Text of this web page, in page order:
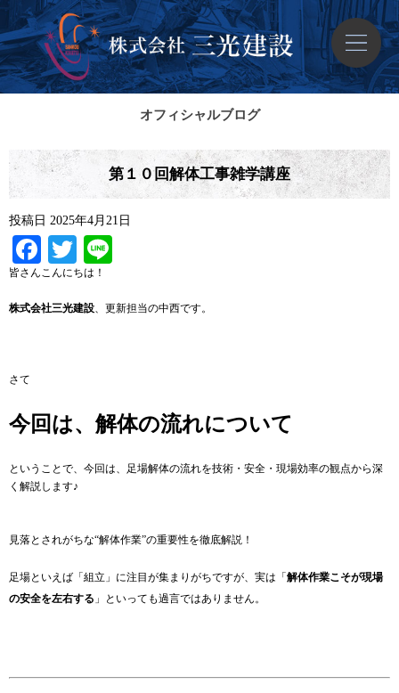
オフィシャルブログ
第１０回解体工事雑学講座
投稿日 2025年4月21日
Facebook
Twitter
皆さんこんにちは！
株式会社三光建設、更新担当の中西です。
さて
今回は、解体の流れについて
ということで、今回は、足場解体の流れを技術・安全・現場効率の観点から深
く解説します♪
見落とされがちな“解体作業”の重要性を徹底解説！
足場といえば「組立」に注目が集まりがちですが、実は「 解体作業こそが現場
の安全を左右する 」といっても過言ではありません。